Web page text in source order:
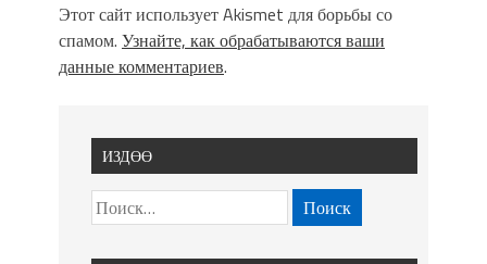
Этот сайт использует Akismet для борьбы со
спамом. Узнайте, как обрабатываются ваши
данные комментариев.
ИЗДӨӨ